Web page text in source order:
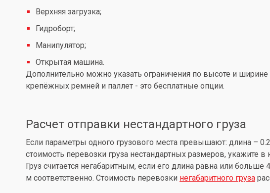
Верхняя загрузка;
Гидроборт;
Манипулятор;
Открытая машина.
Дополнительно можно указать ограничения по высоте и ширине
крепёжных ремней и паллет - это бесплатные опции.
Расчет отправки нестандартного груза
Если параметры одного грузового места превышают: длина –
стоимость перевозки груза нестандартных размеров, укажите в
Груз считается негабаритным, если его длина равна или
м соответственно. Стоимость перевозки негабаритного груза